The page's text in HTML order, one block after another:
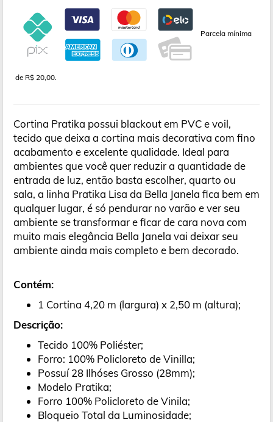
Parcela mínima
de R$ 20,00.
Cortina Pratika possui blackout em PVC e voil,
tecido que deixa a cortina mais decorativa com fino
acabamento e excelente qualidade. Ideal para
ambientes que você quer reduzir a quantidade de
entrada de luz, então basta escolher, quarto ou
sala, a linha Pratika Lisa da Bella Janela fica bem em
qualquer lugar, é só pendurar no varão e ver seu
ambiente se transformar e ficar de cara nova com
muito mais elegância Bella Janela vai deixar seu
ambiente ainda mais completo e bem decorado.
Contém:
1 Cortina 4,20 m (largura) x 2,50 m (altura);
Descrição:
Tecido 100% Poliéster;
Forro: 100% Policloreto de Vinilla;
Possuí 28 Ilhóses Grosso (28mm);
Modelo Pratika;
Forro 100% Policloreto de Vinila;
Bloqueio Total da Luminosidade;